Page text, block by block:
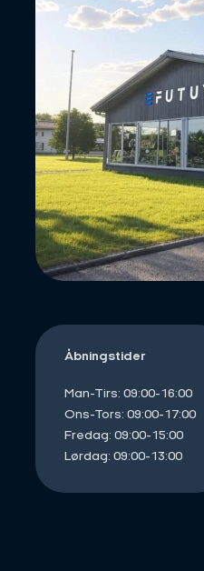
Åbningstider
Man-Tirs: 09:00-16:00
Ons-Tors: 09:00-17:00
Fredag: 09:00-15:00
Lørdag: 09:00-13:00